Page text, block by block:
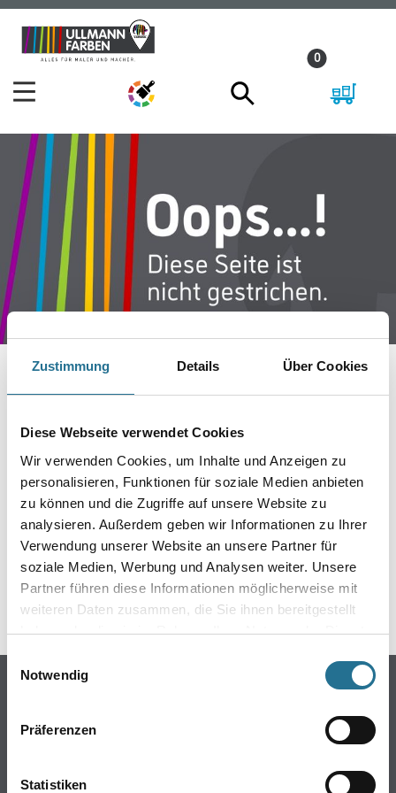
Zustimmung Details Über Cookies
Diese Webseite verwendet Cookies
Wir verwenden Cookies, um Inhalte und Anzeigen zu
personalisieren, Funktionen für soziale Medien anbieten
zu können und die Zugriffe auf unsere Website zu
analysieren. Außerdem geben wir Informationen zu Ihrer
Verwendung unserer Website an unsere Partner für
soziale Medien, Werbung und Analysen weiter. Unsere
Partner führen diese Informationen möglicherweise mit
weiteren Daten zusammen, die Sie ihnen bereitgestellt
haben oder die sie im Rahmen Ihrer Nutzung der Dienste
Einwilligungsauswahl
Notwendig
Präferenzen
Statistiken
Zum
Inhalt
Zum
Navigationsmenü
0
IST AUFGETRETEN
Keine Sorge, wir pinseln schon an der Lösung und
werden das Problem so schnell wie möglich beheben.
Erkunden Sie in der Zwischenzeit unseren Online-Shop
und lassen Sie sich inspirieren.
ZURÜCK ZUM ONLINE-SHOP
Online-Shop